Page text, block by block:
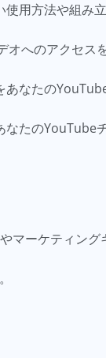
用方法や組み
オへのアクセス
あなたの
なたのYouTube
マーケティング